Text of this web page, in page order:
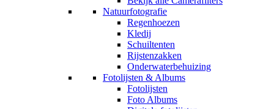
Natuurfotografie
Regenhoezen
Kledij
Schuiltenten
Rijstenzakken
Onderwaterbehuizing
Fotolijsten & Albums
Fotolijsten
Foto Albums